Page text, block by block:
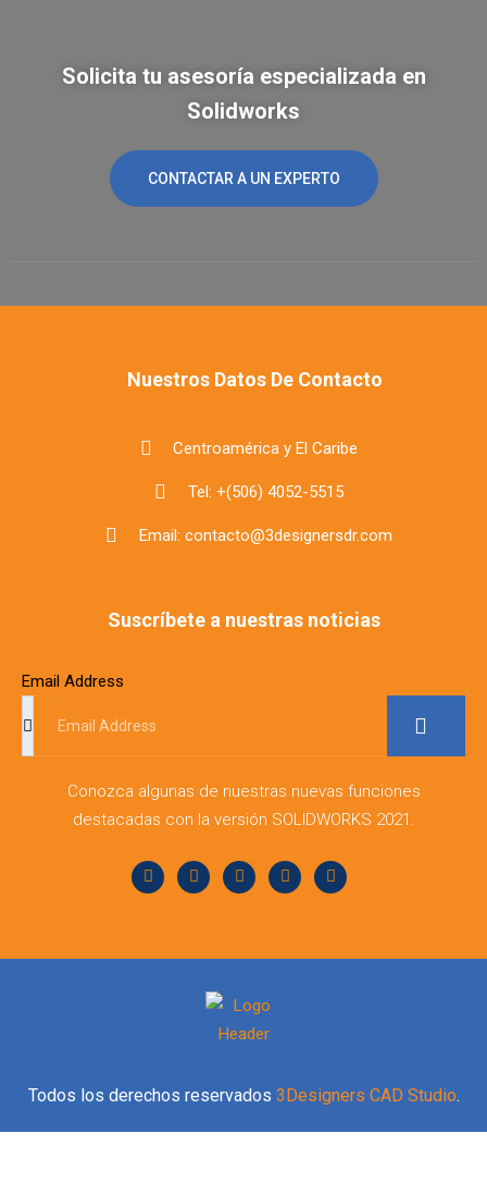
Solicita tu asesoría especializada en
Solidworks
CONTACTAR A UN EXPERTO
Nuestros Datos De Contacto
Centroamérica y El Caribe
Tel: +(506) 4052-5515
Email: contacto@3designersdr.com
Suscríbete a nuestras noticias
Email Address
Conozca algunas de nuestras nuevas funciones
destacadas con la versión SOLIDWORKS 2021.
Todos los derechos reservados 3Designers CAD Studio.